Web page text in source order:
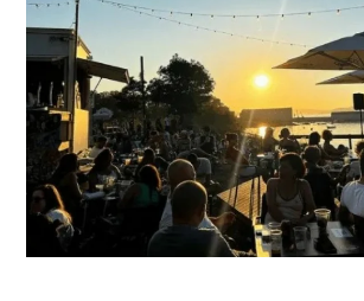
TAMBIÉN PODRÍA GUSTARTE: